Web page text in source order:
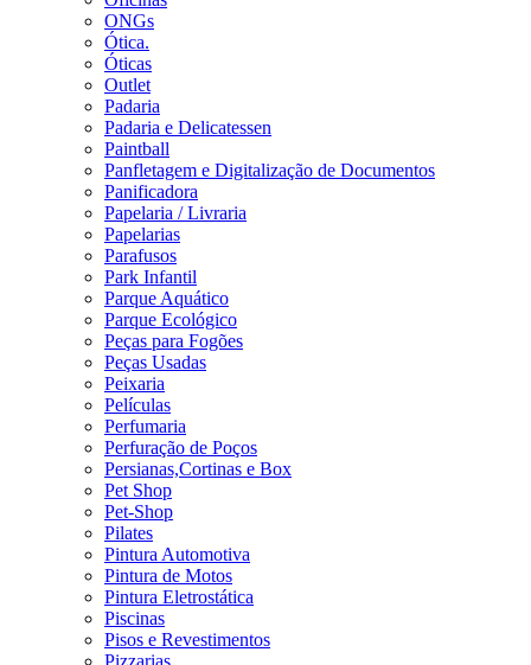
ONGs
Ótica.
Óticas
Outlet
Padaria
Padaria e Delicatessen
Paintball
Panfletagem e Digitalização de Documentos
Panificadora
Papelaria / Livraria
Papelarias
Parafusos
Park Infantil
Parque Aquático
Parque Ecológico
Peças para Fogões
Peças Usadas
Peixaria
Películas
Perfumaria
Perfuração de Poços
Persianas,Cortinas e Box
Pet Shop
Pet-Shop
Pilates
Pintura Automotiva
Pintura de Motos
Pintura Eletrostática
Piscinas
Pisos e Revestimentos
Pizzarias